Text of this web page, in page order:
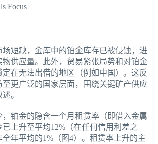
Focus
短缺，金库中的铂金库存已被侵蚀，进
物供应量。此外，贸易紧张局势和对铂金
在无法出借的地区（例如中国）。这反
至更广泛的国家层面，围绕关键矿产供应
。
，铂金的隐含一个月租赁率（即借入金属
上升至平均12%（在任何信用利差之
全年平均的1%（图4）。租赁率上升的主